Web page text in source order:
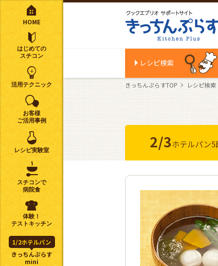
レシピ検索
きっちんぷらすTOP レシピ検索
2/3ホテルパン5
HOME
はじめての
スチコン
活用テクニック
お客様
ご活用事例
レシピ実験室
スチコンで
病院食
体験！
テストキッチン
1/2ホテルパン
きっちんぷらす
mini